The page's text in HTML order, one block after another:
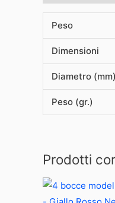
Peso
Dimensioni
Diametro (mm)
Peso (gr.)
Prodotti